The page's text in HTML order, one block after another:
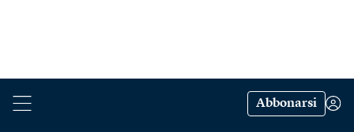
Abbonarsi